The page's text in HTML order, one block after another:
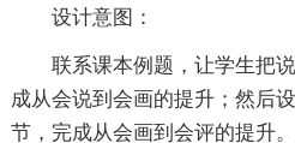
设计意图：
联系课本例题，让学生把
成从会说到会画的提升；然后
节，完成从会画到会评的提升